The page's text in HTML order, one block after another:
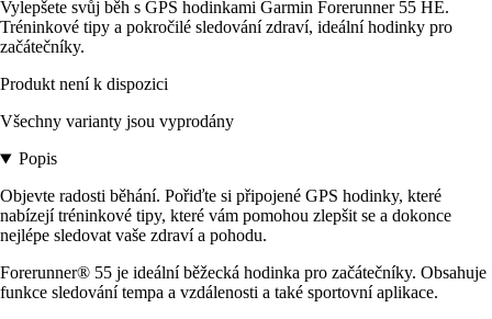
Vylepšete svůj běh s GPS hodinkami Garmin Forerunner 55 HE.
Tréninkové tipy a pokročilé sledování zdraví, ideální hodinky pro
začátečníky.
Produkt není k dispozici
Všechny varianty jsou vyprodány
Popis
Objevte radosti běhání. Pořiďte si připojené GPS hodinky, které
nabízejí tréninkové tipy, které vám pomohou zlepšit se a dokonce
nejlépe sledovat vaše zdraví a pohodu.
Forerunner® 55 je ideální běžecká hodinka pro začátečníky. Obsahuje
funkce sledování tempa a vzdálenosti a také sportovní aplikace.